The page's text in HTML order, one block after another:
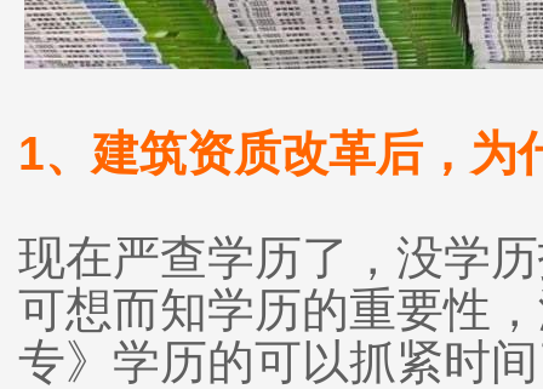
1、建筑资质改革后，为
现在严查学历了，没学
可想而知学历的重要性
专》学历的可以抓紧时